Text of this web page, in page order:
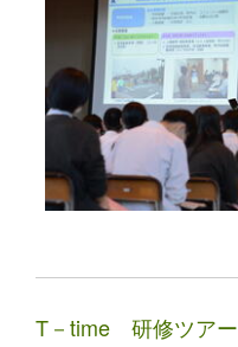
T－time 研修ツアー